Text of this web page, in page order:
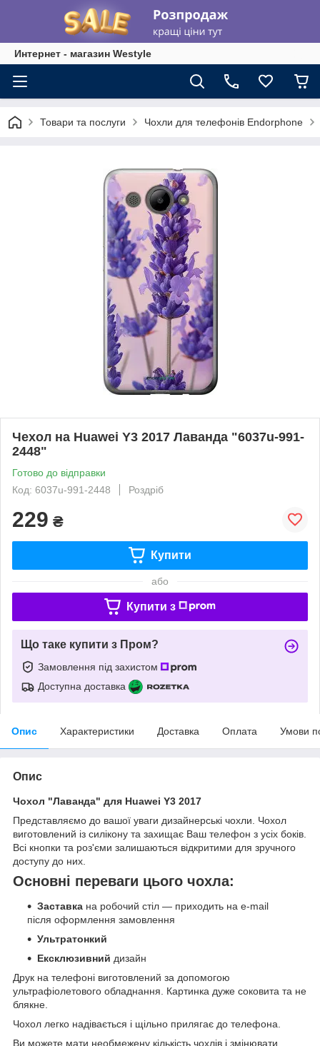
Интернет - магазин Westyle
Товари та послуги Чохли для телефонів Endorphone
Чехол на Huawei Y3 2017 Лаванда "6037u-991-
2448"
Готово до відправки
Код: 6037u-991-2448
Роздріб
229 ₴
Купити
або
Купити з
Що таке купити з Пром?
Замовлення під захистом
Доступна доставка
Опис Характеристики Доставка Оплата Умови
Опис
Чохол "Лаванда" для Huawei Y3 2017
Представляємо до вашої уваги дизайнерські чохли. Чохол
виготовлений із силікону та захищає Ваш телефон з усіх боків.
Всі кнопки та роз'єми залишаються відкритими для зручного
доступу до них.
Основні переваги цього чохла:
Заставка на робочий стіл — приходить на e-mail
після оформлення замовлення
Ультратонкий
Ексклюзивний дизайн
Друк на телефоні виготовлений за допомогою
ультрафіолетового обладнання. Картинка дуже соковита та не
блякне.
Чохол легко надівається і щільно прилягає до телефона.
Ви можете мати необмежену кількість чохлів і змінювати